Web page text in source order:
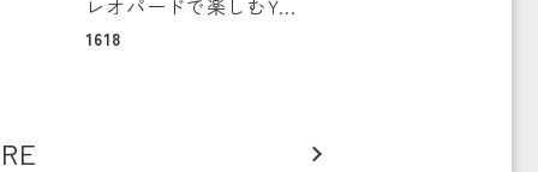
レオパードで楽しむY...
1618